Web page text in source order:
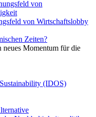
von Wirtschaftslobby
Zeiten?
neues Momentum für die
(IDOS)